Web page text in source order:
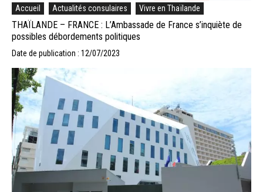
Accueil Actualités consulaires Vivre en Thaïlande
THAÏLANDE – FRANCE : L’Ambassade de France s’inquiète de
possibles débordements politiques
Date de publication : 12/07/2023